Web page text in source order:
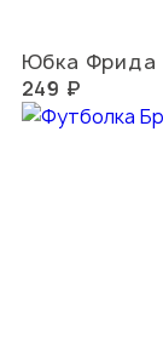
Юбка Фрида
249 ₽